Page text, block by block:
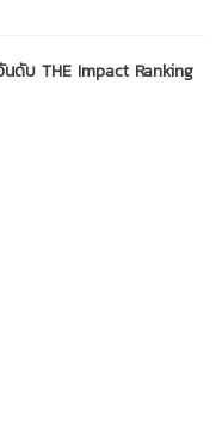
ดับ THE Impact Ranking